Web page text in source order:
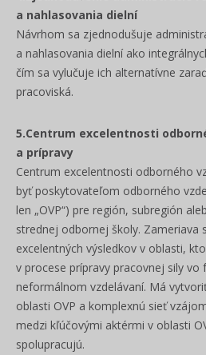
a nahlasovania dielní
Návrhom sa zjednodušuje
a nahlasovania dielní ako
čím sa vylučuje ich alternatívne
pracoviská.
5.Centrum excelentnosti
a prípravy
Centrum excelentnosti odborného
byť poskytovateľom odborného
len „OVP“) pre región, subregión
strednej odbornej školy. Zameriava
excelentných výsledkov v oblasti,
v procese prípravy pracovnej sily
neformálnom vzdelávaní. Má
oblasti OVP a komplexnú sieť
medzi kľúčovými aktérmi v oblasti
spolupracujú.